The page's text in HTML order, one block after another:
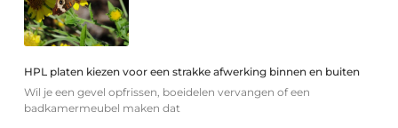
HPL platen kiezen voor een strakke afwerking binnen en buiten
Wil je een gevel opfrissen, boeidelen vervangen of een
badkamermeubel maken dat